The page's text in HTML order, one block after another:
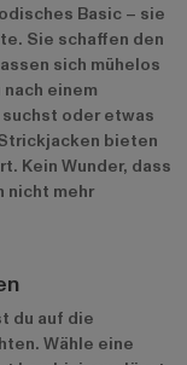
Basic – sie
Sie schaffen den
sich mühelos
einem
oder etwas
bieten
Kein Wunder, dass
nicht mehr
du auf die
Wähle eine